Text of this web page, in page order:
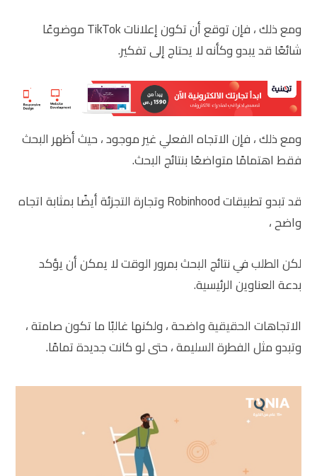
ومع ذلك ، فإن توقع أن تكون إعلانات TikTok موضوعًا
شائعًا قد يبدو وكأنه لا يحتاج إلى تفكير.
ومع ذلك ، فإن الاتجاه الفعلي غير موجود ، حيث أظهر البحث
فقط اهتمامًا متواضعًا بنتائج البحث.
قد تبدو تطبيقات Robinhood وتجارة التجزئة أيضًا بمثابة اتجاه
واضح ،
لكن الطلب في نتائج البحث بمرور الوقت لا يمكن أن يؤكد
بدعة العناوين الرئيسية.
الاتجاهات الحقيقية واضحة ، ولكنها غالبًا ما تكون صامتة ،
وتبدو مثل الفطرة السليمة ، حتى لو كانت جديدة تمامًا.